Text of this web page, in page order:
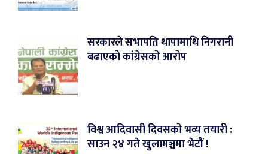
सरकारले सभापति थापामाथि निगरानी
बढाएको कांग्रेसको आरोप
विश्व आदिवासी दिवसको भव्य तयारी :
साउन २४ गते खुलामञ्चमा भेटौं !